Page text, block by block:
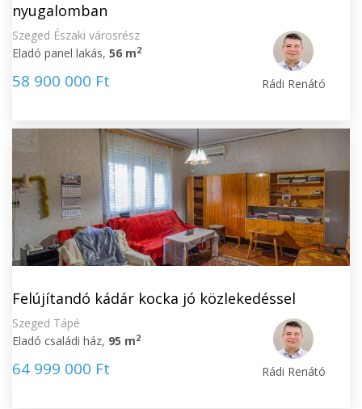
nyugalomban
Szeged Északi városrész
Eladó panel lakás, 56 m2
58 900 000 Ft Rádi Renátó
Felújítandó kádár kocka jó közlekedéssel
Szeged Tápé
Eladó családi ház, 95 m2
64 999 000 Ft Rádi Renátó